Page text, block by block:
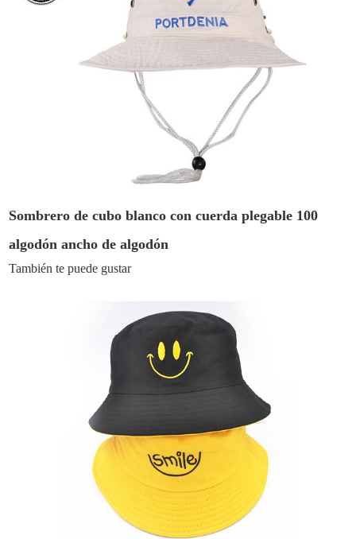
Sombrero de cubo blanco con cuerda plegable 100
algodón ancho de algodón
También te puede gustar